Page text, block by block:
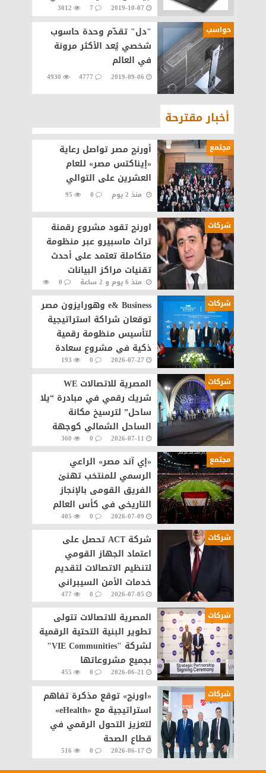
دبى2019-10-07
7
3012
حواسب
"دل" تقدّم وحدة حاسوب
شخصي يُعد الأكثر مرونة
في العالم
2019-09-06
4777
4930
أخبار مقترحة
مجتمع
أورنچ مصر تواصل رعاية
«إيناكتس مصر» للعام
العشرين على التوالي
منذ 2 يوم 0
95
شركات
اورنچ تقود مشروع رقمنة
تراث ماسبيرو عبر منظومة
متكاملة تعتمد على أحدث
تقنيات مراكز البيانات
والذكاء الاصطناعى
منذ 6 يوم و 2 ساعة
0
158
شركات
e& Business وهورايزون مصر
توقعان شراكة استراتيجية
لتأسيس منظومة رقمية
ذكية في مشروع سعادة
القاهرة الجديدة
2026-07-27
0
193
شركات
المصرية للاتصالات WE
شريك رقمي في مبادرة “يلا
ساحل” لترسيخ مكانة
الساحل الشمالي كوجهة
سياحية عالمية
2026-07-11
0
360
مجتمع
«إي آند مصر» الراعي
الرسمي للمنتخب تهنئ
الفريق القومى بالإنجاز
التاريخي في كأس العالم
2026-07-09
0
405
شركات
شركة ACT تحصل على
اعتماد الجهاز القومي
لتنظيم الاتصالات لتقديم
خدمات الأمن السيبراني
مصر2026-07-05
0
477
شركات
المصرية للاتصالات تتولى
تطوير البنية التحتية الرقمية
لشركة "VIE Communities"
بجميع مشروعاتها
2026-06-21
0
455
شركات
«اورنچ» توقع مذكرة تفاهم
استراتيجية مع «eHealth»
لتعزيز التحول الرقمي في
قطاع الصحة
2026-06-17
0
516